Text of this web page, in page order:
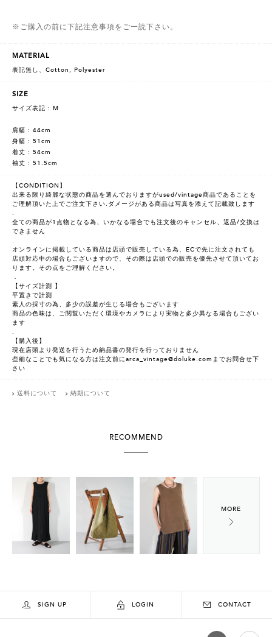
※ご購入の前に下記注意事項をご一読下さい。
MATERIAL
表記無し、Cotton, Polyester
SIZE
サイズ表記 : M
肩幅 : 44cm
身幅 : 51cm
着丈 : 54cm
袖丈 : 51.5cm
【CONDITION】
出来る限り綺麗な状態の商品を選んでおりますがused/vintage商品であることを
ご理解頂いた上でご注文下さい.ダメージがある商品は写真を添えて記載致します
.
全ての商品が1点物となる為、いかなる場合でも注文後のキャンセル、返品/交換は
できません
.
オンラインに掲載している商品は店頭で販売している為、ECで先に注文されても
店頭対応中の場合もございますので、その際は店頭での販売を優先させて頂いてお
ります。その点をご理解ください。
．
【サイズ計測 】
平置きで計測
素人の採寸の為、多少の誤差が生じる場合もございます
商品の色味は、ご閲覧いただく環境やカメラにより実物と多少異なる場合もござい
ます
.
【購入後】
現在店頭より発送を行うため納品書の発行を行っておりません
些細なことでも気になる方は注文前にarca_vintage@doluke.comまでお問合せ下
さい
送料について 納期について
RECOMMEND
SIGN UP LOGIN CONTACT